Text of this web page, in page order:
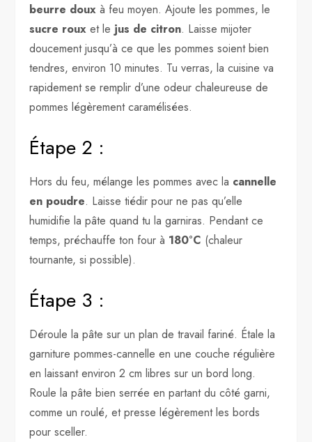
beurre doux à feu moyen. Ajoute les pommes, le
sucre roux et le jus de citron. Laisse mijoter
doucement jusqu’à ce que les pommes soient bien
tendres, environ 10 minutes. Tu verras, la cuisine va
rapidement se remplir d’une odeur chaleureuse de
pommes légèrement caramélisées.
Étape 2 :
Hors du feu, mélange les pommes avec la cannelle
en poudre. Laisse tiédir pour ne pas qu’elle
humidifie la pâte quand tu la garniras. Pendant ce
temps, préchauffe ton four à 180°C (chaleur
tournante, si possible).
Étape 3 :
Déroule la pâte sur un plan de travail fariné. Étale la
garniture pommes-cannelle en une couche régulière
en laissant environ 2 cm libres sur un bord long.
Roule la pâte bien serrée en partant du côté garni,
comme un roulé, et presse légèrement les bords
pour sceller.